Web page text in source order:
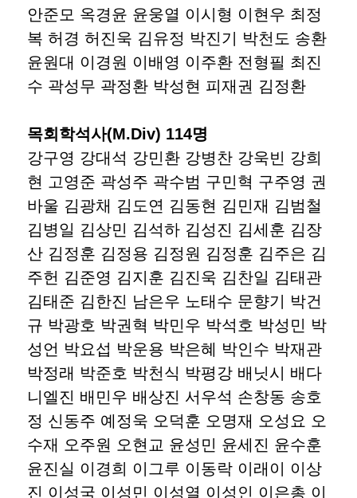
안준모 옥경윤 윤웅열 이시형 이현우 최정
복 허경 허진욱 김유정 박진기 박천도 송환
윤원대 이경원 이배영 이주환 전형필 최진
수 곽성무 곽정환 박성현 피재권 김정환
목회학석사(M.Div) 114명
강구영 강대석 강민환 강병찬 강욱빈 강희
현 고영준 곽성주 곽수범 구민혁 구주영 권
바울 김광채 김도연 김동현 김민재 김범철
김병일 김상민 김석하 김성진 김세훈 김장
산 김정훈 김정용 김정원 김정훈 김주은 김
주헌 김준영 김지훈 김진욱 김찬일 김태관
김태준 김한진 남은우 노태수 문향기 박건
규 박광호 박권혁 박민우 박석호 박성민 박
성언 박요섭 박운용 박은혜 박인수 박재관
박정래 박준호 박천식 박평강 배닛시 배다
니엘진 배민우 배상진 서우석 손창동 송호
정 신동주 예정욱 오덕훈 오명재 오성요 오
수재 오주원 오현교 윤성민 윤세진 윤수훈
윤진실 이경희 이그루 이동락 이래이 이상
진 이성국 이성민 이성열 이성인 이은총 이